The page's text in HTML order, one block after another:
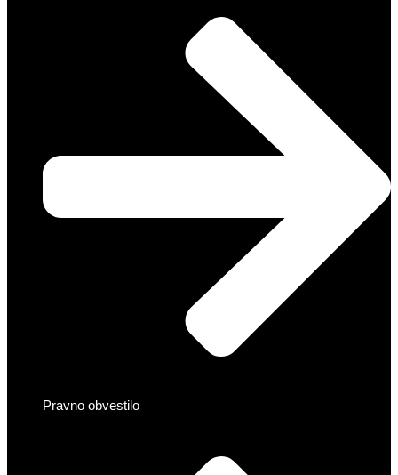
Pravno obvestilo